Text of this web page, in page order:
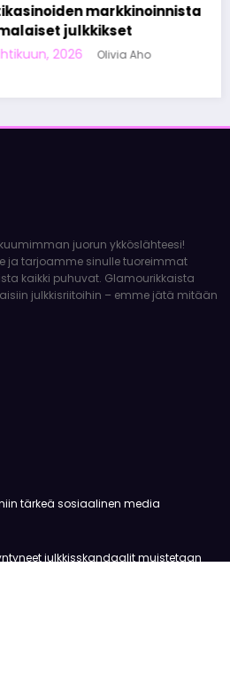
tunnetut
Olivia Aho
juorun ykköslähteesi!
ja tarjoamme sinulle tuoreimmat
kaikki puhuvat. Glamourikkaista
julkkisriitoihin – emme jätä mitään
tärkeä sosiaalinen media
julkkisskandaalit muistetaan